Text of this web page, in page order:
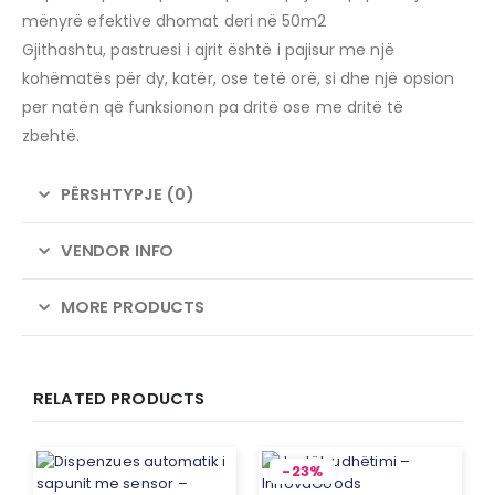
mënyrë efektive dhomat deri në 50m2
Gjithashtu, pastruesi i ajrit është i pajisur me një
kohëmatës për dy, katër, ose tetë orë, si dhe një opsion
per natën që funksionon pa dritë ose me dritë të
zbehtë.
PËRSHTYPJE (0)
VENDOR INFO
MORE PRODUCTS
RELATED PRODUCTS
-23%